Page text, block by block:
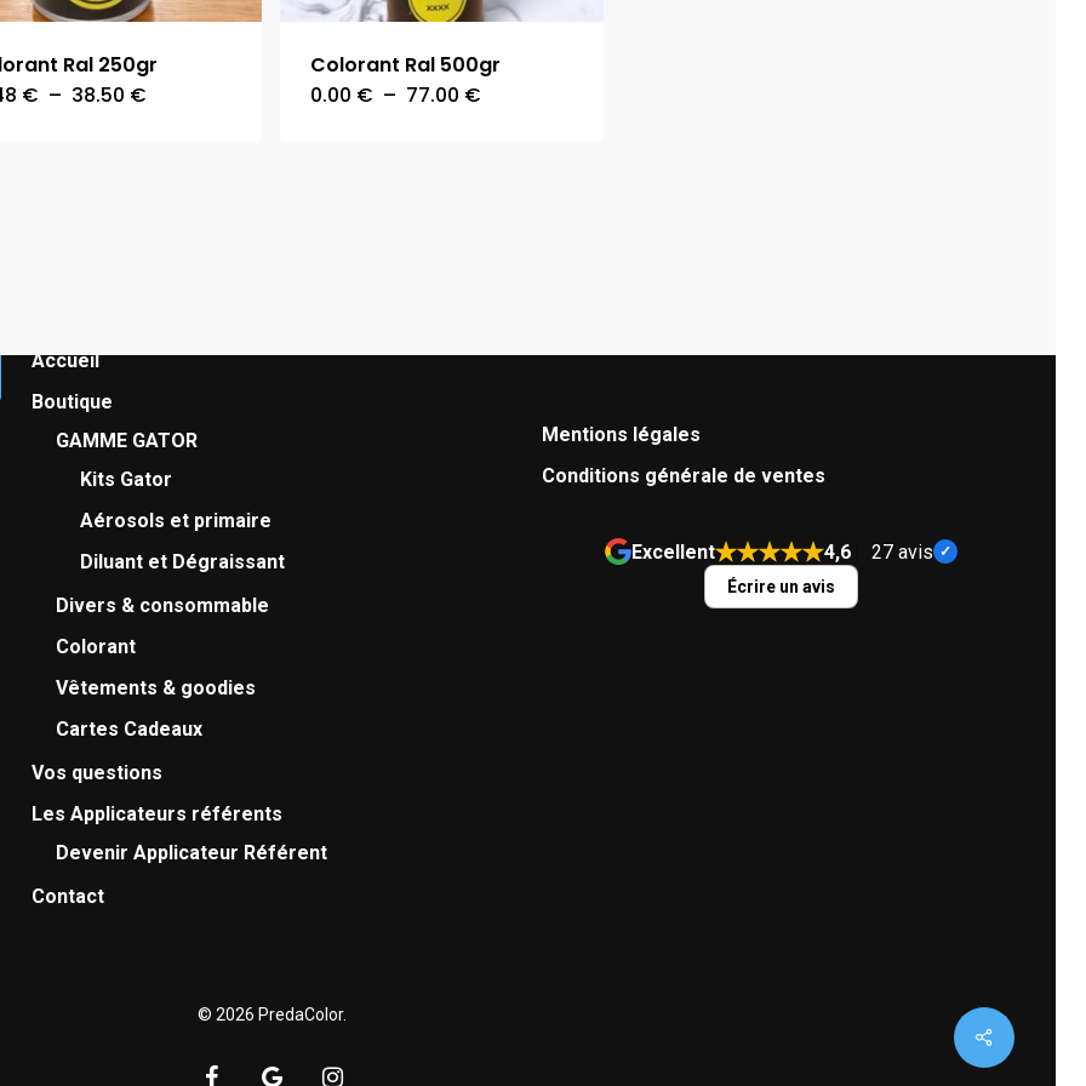
Ral 250gr
€ – 38.50 €Plage
Ce
page
du
produit
Colorant Ral 500gr
0.00 € – 77.00 €Plage
choisies
Accueil
Boutique
GAMME GATOR
Kits Gator
Aérosols et primaire
Diluant et Dégraissant
Divers & consommable
Colorant
Vêtements & goodies
Cartes Cadeaux
Vos questions
Les Applicateurs référents
Devenir Applicateur Référent
Contact
Mentions légales
Conditions générale de ventes
Excellent 4,6 27 avis
Écrire un avis
© 2026 PredaColor.
facebookgoogle- instagram